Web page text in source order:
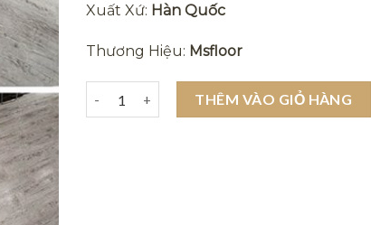
Xuất Xứ: Hàn Quốc
Thương Hiệu: Msfloor
Sàn nhựa giả gỗ tự dính Msfloor W507, sàn
THÊM VÀO GIỎ HÀNG